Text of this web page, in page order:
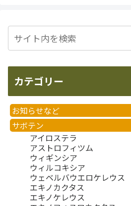
カテゴリー
お知らせなど
サボテン
アイロステラ
アストロフィツム
ウィギンシア
ウィルコキシア
ウェベルバウエロケレウス
エキノカクタス
エキノケレウス